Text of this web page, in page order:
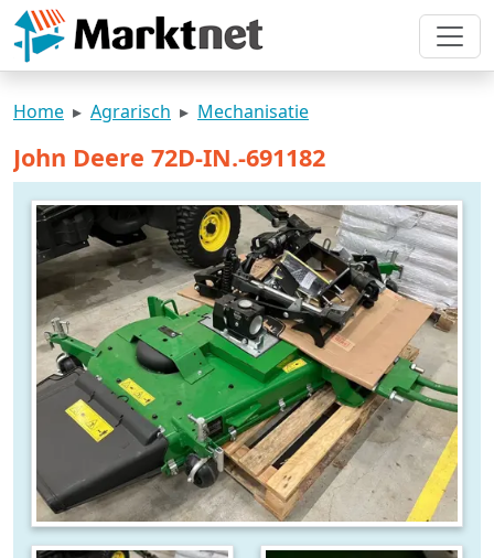
Home Agrarisch Mechanisatie
John Deere 72D-IN.-691182